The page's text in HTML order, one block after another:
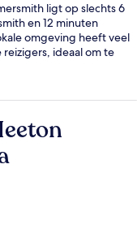
ligt op slechts 6
en 12 minuten
omgeving heeft veel
ideaal om te